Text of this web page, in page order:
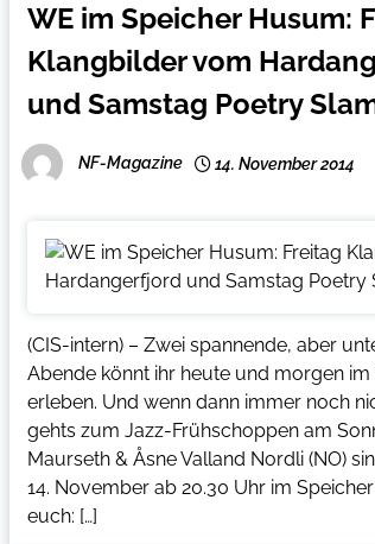
WE im Speicher Husum:
Klangbilder vom
und Samstag Poetry
NF-Magazine 14. November 2014
(CIS-intern) – Zwei spannende, aber
Abende könnt ihr heute und morgen
erleben. Und wenn dann immer noch
gehts zum Jazz-Frühschoppen am
Maurseth & Åsne Valland Nordli (NO)
14. November ab 20.30 Uhr im
euch: […]